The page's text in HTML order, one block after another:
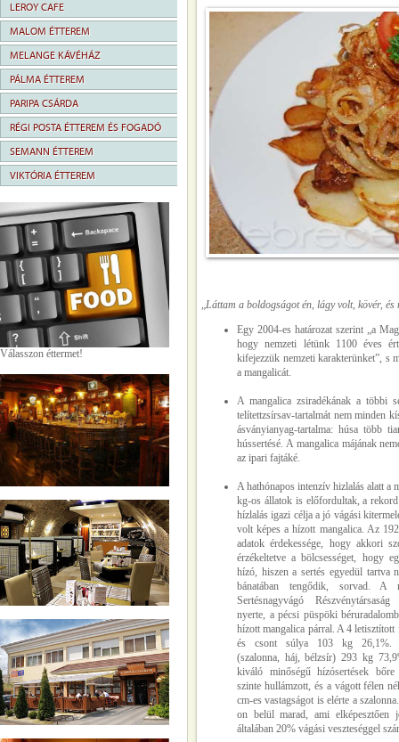
LEROY CAFE
MALOM ÉTTEREM
MELANGE KÁVÉHÁZ
PÁLMA ÉTTEREM
PARIPA CSÁRDA
RÉGI POSTA ÉTTEREM ÉS FOGADÓ
SEMANN ÉTTEREM
VIKTÓRIA ÉTTEREM
Válasszon éttermet!
„Láttam a boldogságot én, lágy volt, kövér, és
Egy 2004-es határozat szerint „a
hogy nemzeti létünk 1100 éves
kifejezzük nemzeti karakterünket”, s
a mangalicát.
A mangalica zsiradékának a többi
telítettzsírsav-tartalmát nem minden
ásványianyag-tartalma: húsa több
hússertésé. A mangalica májának
az ipari fajtáké.
A hathónapos intenzív hizlalás alatt a
kg-os állatok is előfordultak, a
hízlalás igazi célja a jó vágási
volt képes a hízott mangalica. Az
adatok érdekessége, hogy akkori
érzékeltetve a bölcsességet, hogy
hízó, hiszen a sertés egyedül tartva
bánatában tengődik, sorvad. A
Sertésnagyvágó Részvénytársaság
nyerte, a pécsi püspöki
hízott mangalica párral. A 4 letisztított
és csont súlya 103 kg 26,1%.
(szalonna, háj, bélzsír) 293 kg
kiváló minőségű hízósertések
szinte hullámzott, és a vágott félen
cm-es vastagságot is elérte a
on belül marad, ami elképesztően
általában 20% vágási veszteséggel